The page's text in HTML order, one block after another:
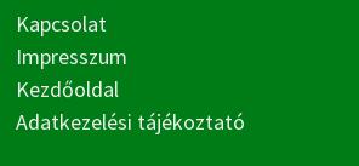
Kapcsolat
Impresszum
Kezdőoldal
Adatkezelési tájékoztató